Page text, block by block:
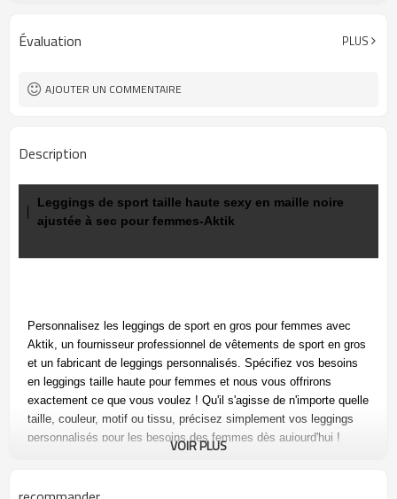
Fonctionnalité
Évacuation de l'humidité, séchage
Évaluation PLUS
AJOUTER UN COMMENTAIRE
Description
Leggings de sport taille haute sexy en maille noire
ajustée à sec pour femmes-Aktik
Personnalisez les leggings de sport en gros pour femmes avec
Aktik, un fournisseur professionnel de vêtements de sport en gros
et un fabricant de leggings personnalisés. Spécifiez vos besoins
en leggings taille haute pour femmes et nous vous offrirons
exactement ce que vous voulez ! Qu'il s'agisse de n'importe quelle
taille, couleur, motif ou tissu, précisez simplement vos leggings
personnalisés pour les besoins des femmes dès aujourd'hui !
Descriptif :
VOIR PLUS